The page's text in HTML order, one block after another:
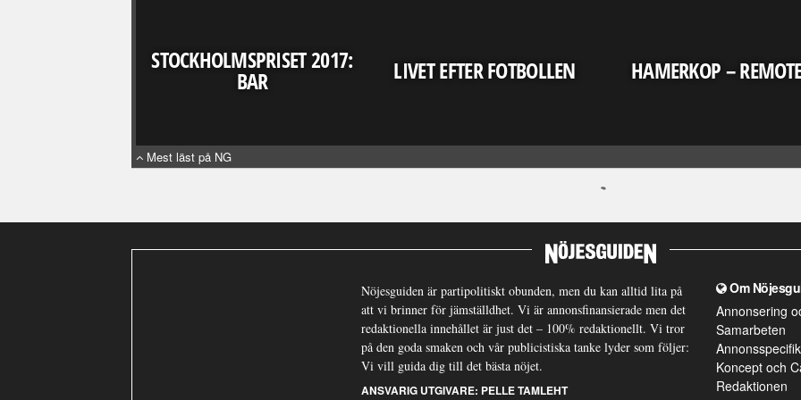
STOCKHOLMSPRISET 2017:
BAR LIVET EFTER FOTBOLLEN HAMERKOP –
Mest läst på NG
Nöjesguiden är partipolitiskt obunden, men du kan alltid lita på
att vi brinner för jämställdhet. Vi är annonsfinansierade men det
redaktionella innehållet är just det – 100% redaktionellt. Vi tror
på den goda smaken och vår publicistiska tanke lyder som följer:
Vi vill guida dig till det bästa nöjet.
ANSVARIG UTGIVARE: PELLE TAMLEHT
Om
Annonsering
Samarbeten
Koncept och
Redaktionen